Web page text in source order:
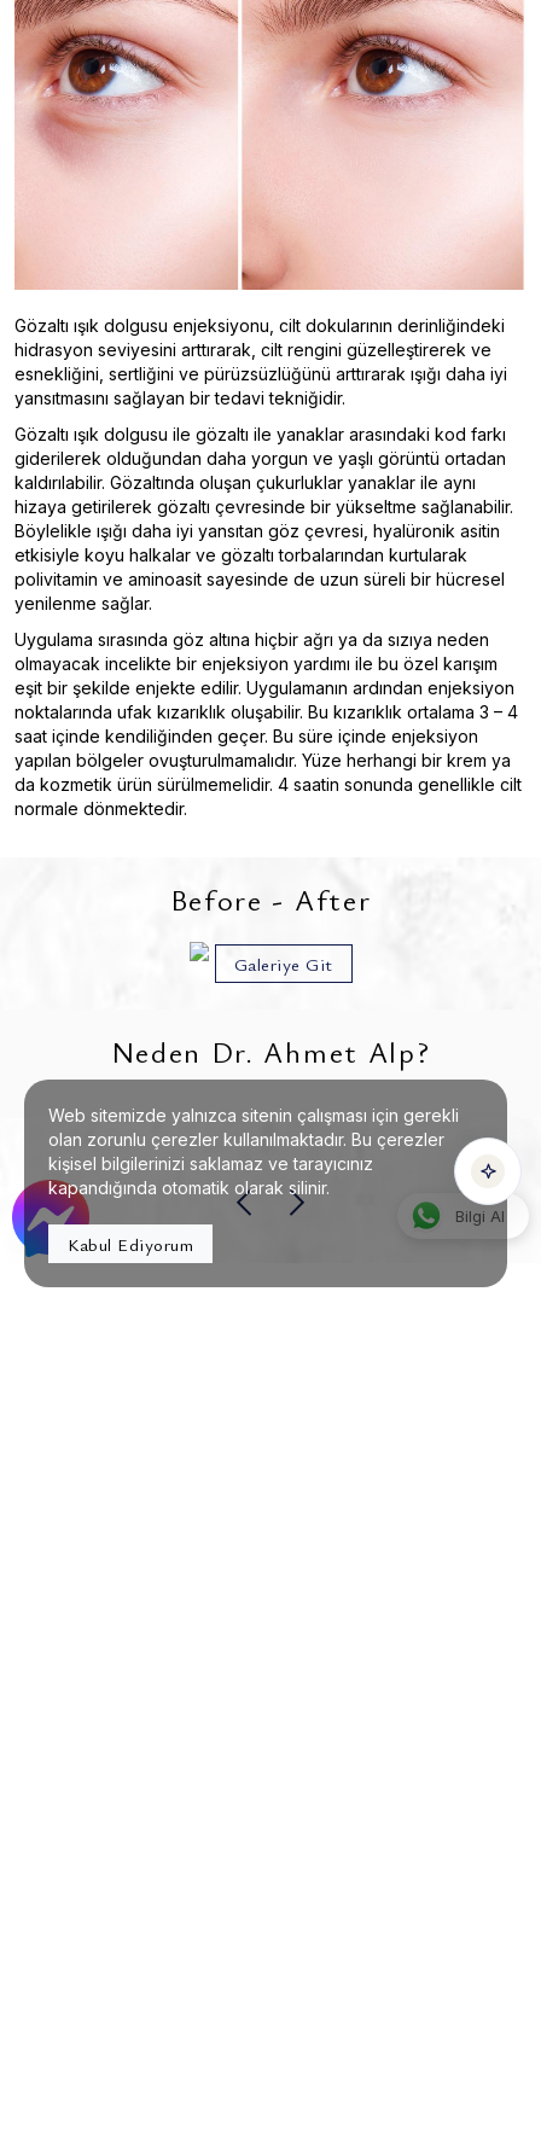
Gözaltı ışık dolgusu enjeksiyonu, cilt dokularının derinliğindeki
hidrasyon seviyesini arttırarak, cilt rengini güzelleştirerek ve
esnekliğini, sertliğini ve pürüzsüzlüğünü arttırarak ışığı daha iyi
yansıtmasını sağlayan bir tedavi tekniğidir.
Gözaltı ışık dolgusu ile gözaltı ile yanaklar arasındaki kod farkı
giderilerek olduğundan daha yorgun ve yaşlı görüntü ortadan
kaldırılabilir. Gözaltında oluşan çukurluklar yanaklar ile aynı
hizaya getirilerek gözaltı çevresinde bir yükseltme sağlanabilir.
Böylelikle ışığı daha iyi yansıtan göz çevresi, hyalüronik asitin
etkisiyle koyu halkalar ve gözaltı torbalarından kurtularak
polivitamin ve aminoasit sayesinde de uzun süreli bir hücresel
yenilenme sağlar.
Uygulama sırasında göz altına hiçbir ağrı ya da sızıya neden
olmayacak incelikte bir enjeksiyon yardımı ile bu özel karışım
eşit bir şekilde enjekte edilir. Uygulamanın ardından enjeksiyon
noktalarında ufak kızarıklık oluşabilir. Bu kızarıklık ortalama 3 – 4
saat içinde kendiliğinden geçer. Bu süre içinde enjeksiyon
yapılan bölgeler ovuşturulmamalıdır. Yüze herhangi bir krem ya
da kozmetik ürün sürülmemelidir. 4 saatin sonunda genellikle cilt
normale dönmektedir.
Before - After
Galeriye Git
Neden Dr. Ahmet Alp?
Bilgi Al
Konuşmak için yeşil mikrofona dokunun
Sesli Yazılı
Web sitemizde yalnızca sitenin çalışması için gerekli
olan zorunlu çerezler kullanılmaktadır. Bu çerezler
kişisel bilgilerinizi saklamaz ve tarayıcınız
kapandığında otomatik olarak silinir.
Kabul Ediyorum